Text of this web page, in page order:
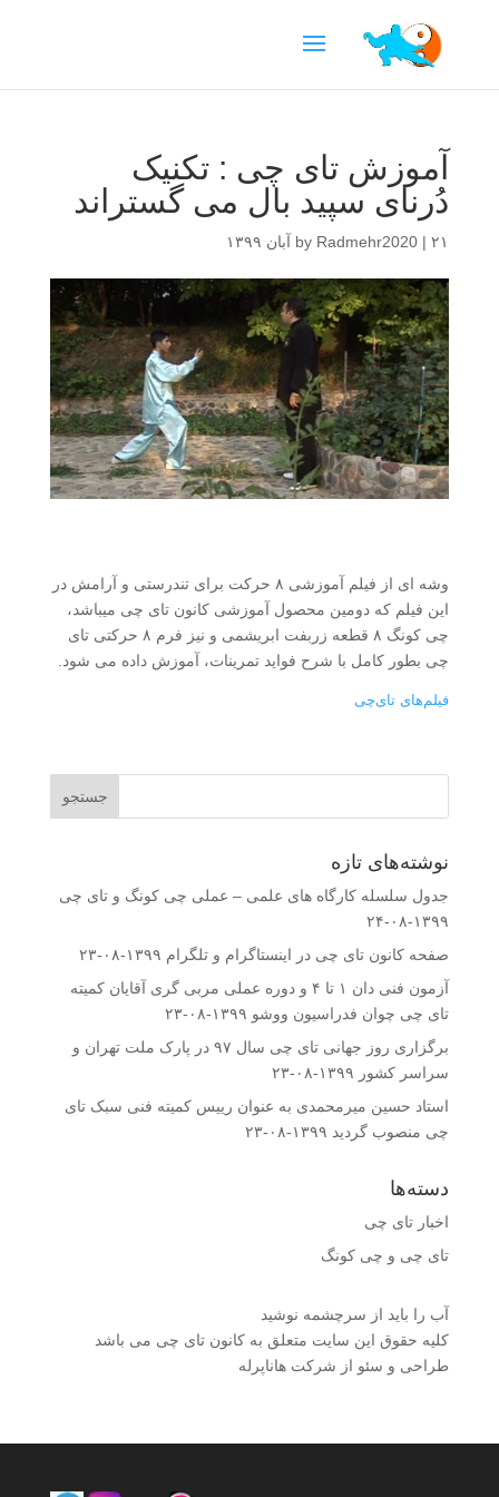
آموزش تای چی : تکنیک
دُرنای سپید بال می گستراند
by Radmehr2020 |۲۱ آبان ۱۳۹۹
وشه ای از فیلم آموزشی ۸ حرکت برای تندرستی و آرامش در
این فیلم که دومین محصول آموزشی کانون تای چی میباشد،
چی کونگ ۸ قطعه زربفت ابریشمی و نیز فرم ۸ حرکتی تای
چی بطور کامل با شرح فواید تمرینات، آموزش داده می شود.
فیلم‌های تای‌چی
نوشته‌های تازه
جدول سلسله کارگاه های علمی – عملی چی کونگ و تای چی
۱۳۹۹-۰۸-۲۴
صفحه کانون تای چی در اینستاگرام و تلگرام ۱۳۹۹-۰۸-۲۳
آزمون فنی دان ۱ تا ۴ و دوره عملی مربی گری آقایان کمیته
تای چی چوان فدراسیون ووشو ۱۳۹۹-۰۸-۲۳
برگزاری روز جهانی تای چی سال ۹۷ در پارک ملت تهران و
سراسر کشور ۱۳۹۹-۰۸-۲۳
استاد حسین میرمحمدى به عنوان رییس کمیته فنى سبک تای
چی منصوب گردید ۱۳۹۹-۰۸-۲۳
دسته‌ها
اخبار تای چی
تای چی و چی کونگ
آب را باید از سرچشمه نوشید
کلیه حقوق این سایت متعلق به کانون تای چی می باشد
طراحی و سئو از شرکت هاناپرله